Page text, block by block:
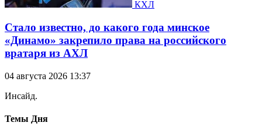
КХЛ
Стало известно, до какого года минское
«Динамо» закрепило права на российского
вратаря из АХЛ
04 августа 2026 13:37
Инсайд.
Темы Дня